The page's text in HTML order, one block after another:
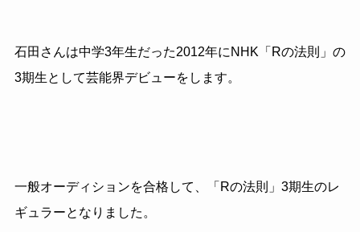
石田さんは中学3年生だった2012年にNHK「Rの法則」の
3期生として芸能界デビューをします。
一般オーディションを合格して、「Rの法則」3期生のレ
ギュラーとなりました。